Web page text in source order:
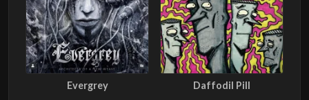
Evergrey Daffodil Pill